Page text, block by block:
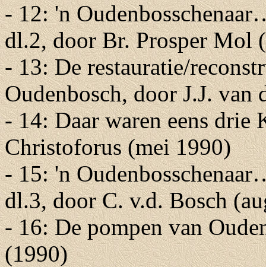
- 12: 'n
dl.2, door Br. Prosper Mol
- 13: De restauratie/
Oudenbosch, door J.J. van
- 14: Daar waren eens
Christoforus (mei 1990)
- 15: 'n
dl.3, door C. v.d. Bosch
- 16: De pompen van
(1990)